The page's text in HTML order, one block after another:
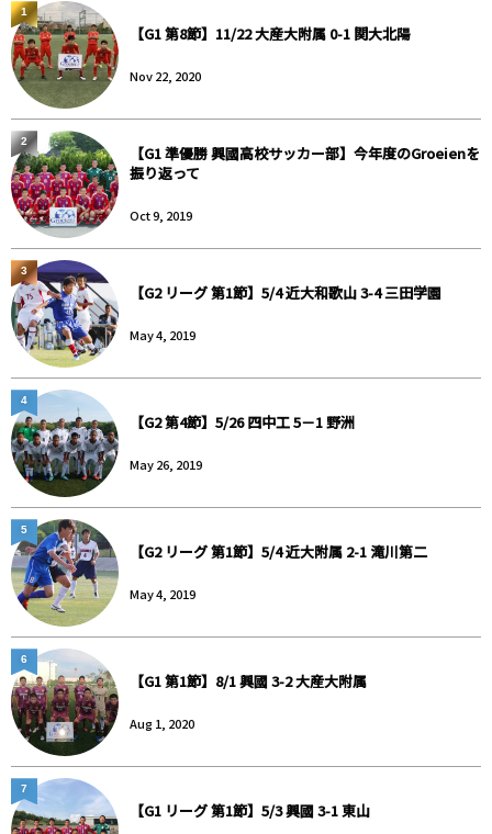
【G1 第8節】11/22 大産大附属 0-1 関大北陽
Nov 22, 2020
1
【G1 準優勝 興國高校サッカー部】今年度のGroeienを
振り返って
Oct 9, 2019
2
【G2 リーグ 第1節】5/4 近大和歌山 3-4 三田学園
May 4, 2019
3
【G2 第4節】5/26 四中工 5－1 野洲
May 26, 2019
4
【G2 リーグ 第1節】5/4 近大附属 2-1 滝川第二
May 4, 2019
5
【G1 第1節】8/1 興國 3-2 大産大附属
Aug 1, 2020
6
【G1 リーグ 第1節】5/3 興國 3-1 東山
7